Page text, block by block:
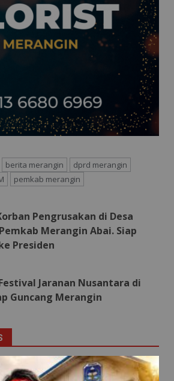
berita merangin
dprd merangin
pemkab merangin
Pengrusakan di Desa
Merangin Abai. Siap
Presiden
Jaranan Nusantara di
Guncang Merangin